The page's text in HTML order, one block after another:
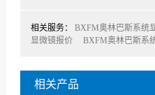
相关服务： BXFM奥林巴斯系统
显微镜报价
BXFM奥林巴斯系
相关产品